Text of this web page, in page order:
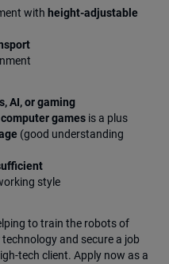
with height-adjustable
AI, or gaming
games is a plus
(good understanding
style
to train the robots of
and secure a job
tech client. Apply now as a